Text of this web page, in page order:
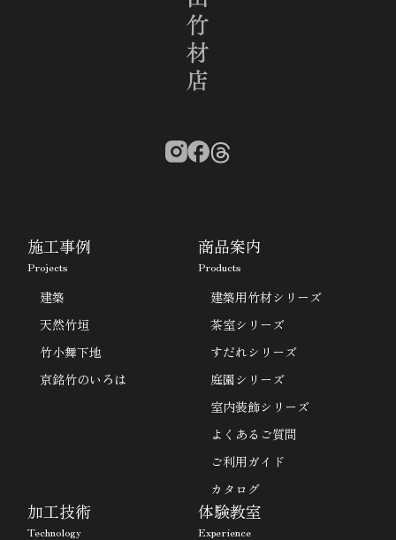
施工事例
Projects
建築
天然竹垣
竹小舞下地
京銘竹のいろは
商品案内
Products
建築用竹材シリーズ
茶室シリーズ
すだれシリーズ
庭園シリーズ
室内装飾シリーズ
よくあるご質問
ご利用ガイド
カタログ
加工技術
Technology
体験教室
Experience